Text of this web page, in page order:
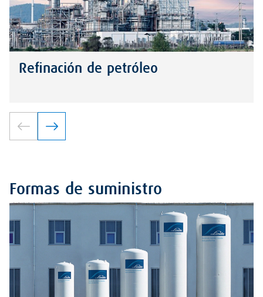
Refinación de petróleo
Formas de suministro